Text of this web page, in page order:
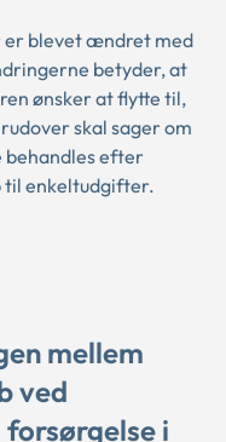
blevet ændret med
betyder, at
ønsker at flytte til,
skal sager om
efter
til enkeltudgifter.
mellem
ved
i